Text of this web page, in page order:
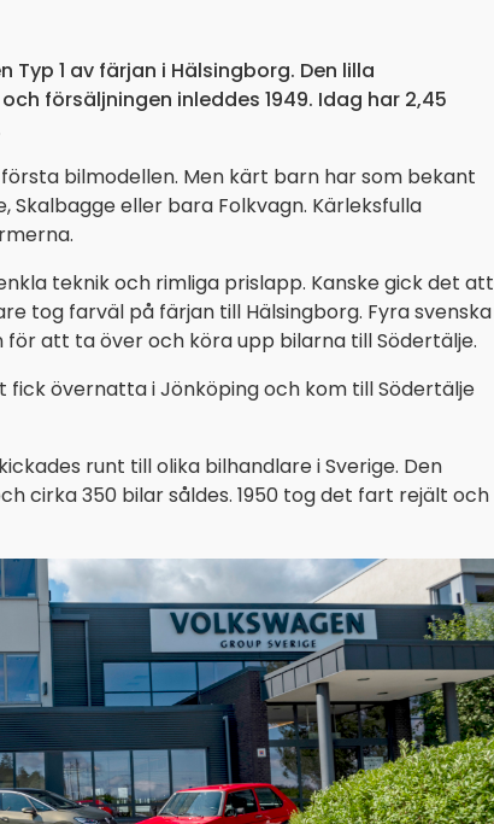
Typ 1 av färjan i Hälsingborg. Den lilla
försäljningen inleddes 1949. Idag har 2,45
bilmodellen. Men kärt barn har som bekant
Skalbagge eller bara Folkvagn. Kärleksfulla
teknik och rimliga prislapp. Kanske gick det att
tog farväl på färjan till Hälsingborg. Fyra svenska
att ta över och köra upp bilarna till Södertälje.
fick övernatta i Jönköping och kom till Södertälje
runt till olika bilhandlare i Sverige. Den
cirka 350 bilar såldes. 1950 tog det fart rejält och